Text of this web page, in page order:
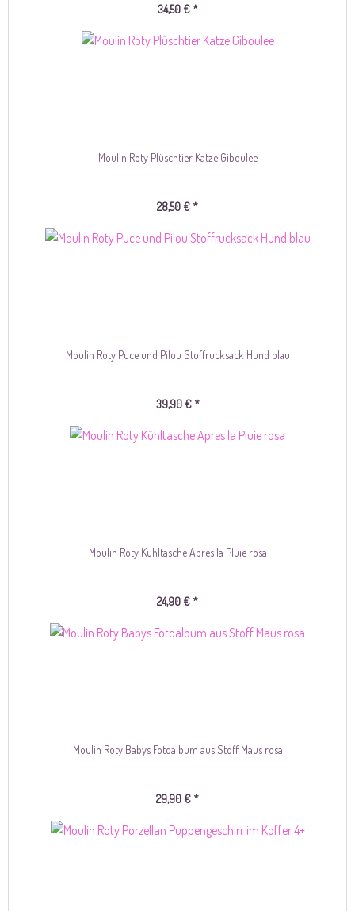
34,50 € *
Moulin Roty Plüschtier Katze Giboulee
28,50 € *
Moulin Roty Puce und Pilou Stoffrucksack Hund blau
39,90 € *
Moulin Roty Kühltasche Apres la Pluie rosa
24,90 € *
Moulin Roty Babys Fotoalbum aus Stoff Maus rosa
29,90 € *